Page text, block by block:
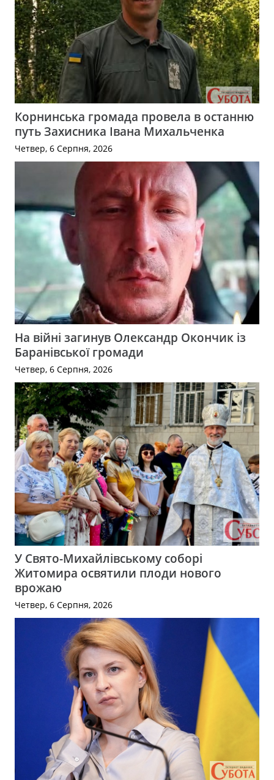
Корнинська громада провела в останню
путь Захисника Івана Михальченка
Четвер, 6 Серпня, 2026
На війні загинув Олександр Окончик із
Баранівської громади
Четвер, 6 Серпня, 2026
У Свято-Михайлівському соборі
Житомира освятили плоди нового
врожаю
Четвер, 6 Серпня, 2026